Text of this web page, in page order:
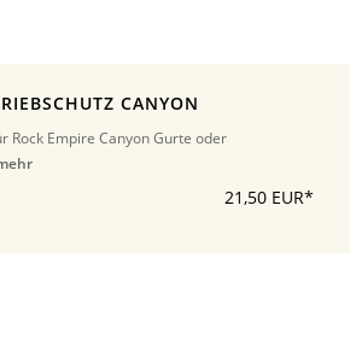
CANYON
Rock Empire Canyon Gurte oder
21,50 EUR*